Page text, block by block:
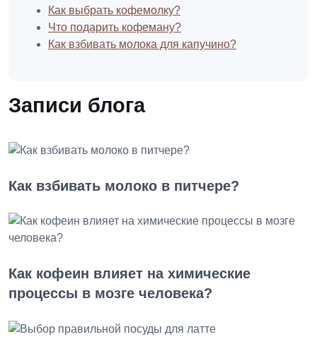
Как выбрать кофемолку?
Что подарить кофеману?
Как взбивать молока для капучино?
Записи блога
Как взбивать молоко в питчере?
Как кофеин влияет на химические
процессы в мозге человека?